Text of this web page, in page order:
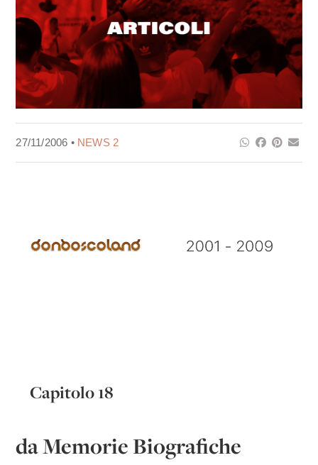
27/11/2006 • NEWS 2
Capitolo 18
da Memorie Biografiche